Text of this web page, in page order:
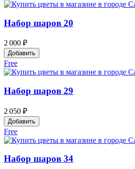
Набор шаров 20
2 000 ₽
Добавить
Free
Набор шаров 29
2 050 ₽
Добавить
Free
Набор шаров 34